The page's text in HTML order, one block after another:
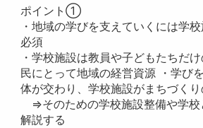
ポイント①
・地域の学びを支えていくには学
必須
・学校施設は教員や子どもたちだ
民にとって地域の経営資源 ・学び
体が交わり、学校施設がまちづ
⇒そのための学校施設整備や学校
解説する